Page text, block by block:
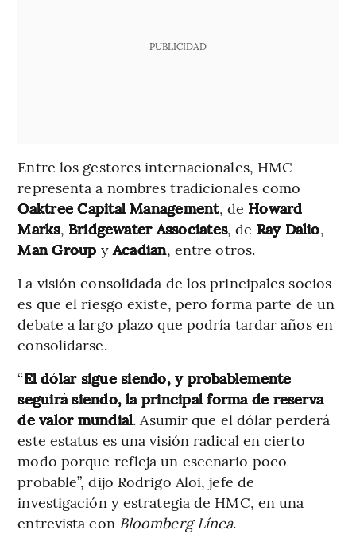
PUBLICIDAD
Entre los gestores internacionales, HMC
representa a nombres tradicionales como
Oaktree Capital Management, de Howard
Marks, Bridgewater Associates, de Ray Dalio,
Man Group yAcadian, entre otros.
La visión consolidada de los principales socios
es que el riesgo existe, pero forma parte de un
debate a largo plazo que podría tardar años en
consolidarse.
“El dólar sigue siendo, y probablemente
seguirá siendo, la principal forma de reserva
de valor mundial. Asumir que el dólar perderá
este estatus es una visión radical en cierto
modo porque refleja un escenario poco
probable”, dijo Rodrigo Aloi, jefe de
investigación y estrategia de HMC, en una
entrevista con Bloomberg Línea.